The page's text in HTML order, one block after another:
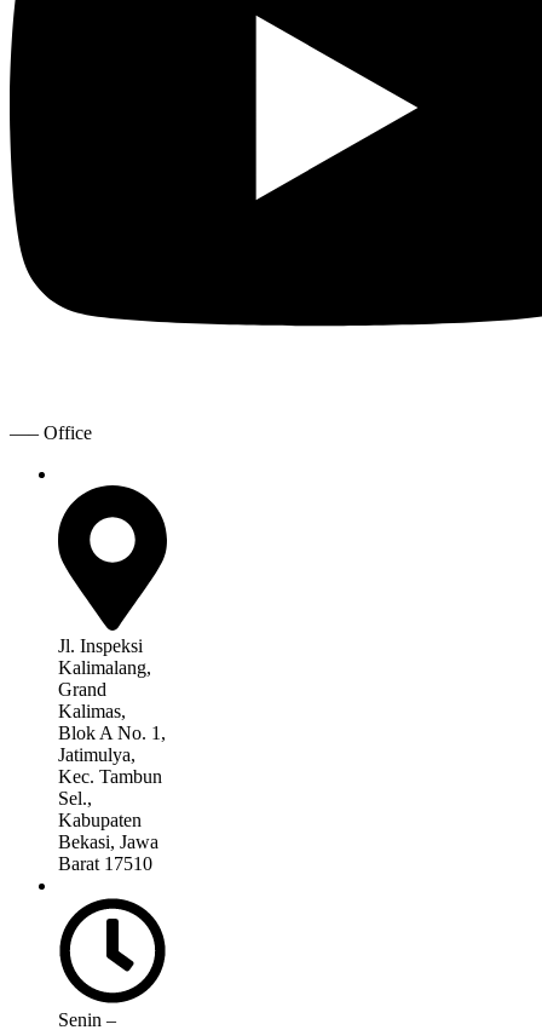
—– Office
Jl. Inspeksi
Kalimalang,
Grand
Kalimas,
Blok A No. 1,
Jatimulya,
Kec. Tambun
Sel.,
Kabupaten
Bekasi, Jawa
Barat 17510
Senin –